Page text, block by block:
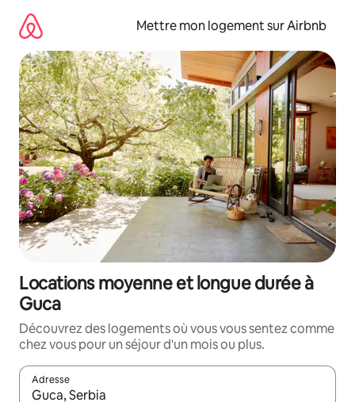
directement
contenu
Mettre mon logement sur Airbnb
Locations moyenne et longue durée à
Guca
Découvrez des logements où vous vous sentez comme
chez vous pour un séjour d'un mois ou plus.
Adresse
Lorsque les résultats s'affichent, utilisez les flèches vers le